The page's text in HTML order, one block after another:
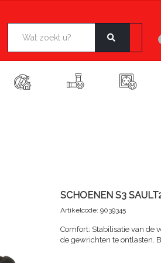
SCHOENEN S3
Artikelcode: 9039345
Comfort: Stabilisatie van de
de gewrichten te ontlasten.
voetmorfologieën.